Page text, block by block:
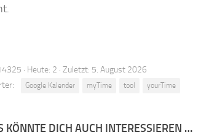
· Heute: 2 · Zuletzt: 5. August 2026
Google Kalender myTime tool yourTime
KÖNNTE DICH AUCH INTERESSIEREN …